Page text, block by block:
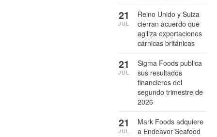
Reino Unido y Suiza
cierran acuerdo que
agiliza exportaciones
cárnicas británicas
21
JUL
Sigma Foods publica
sus resultados
financieros del
segundo trimestre de
2026
21
JUL
Mark Foods adquiere
a Endeavor Seafood
21
JUL